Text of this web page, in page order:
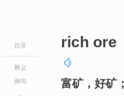
目录
释义
例句
rich ore
富矿，好矿